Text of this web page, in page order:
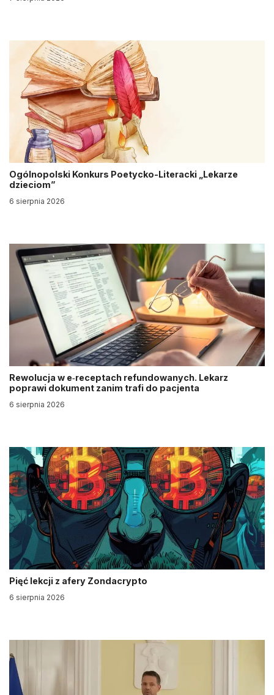
Ogólnopolski Konkurs Poetycko-Literacki „Lekarze
dzieciom”
6 sierpnia 2026
Rewolucja w e‑receptach refundowanych. Lekarz
poprawi dokument zanim trafi do pacjenta
6 sierpnia 2026
Pięć lekcji z afery Zondacrypto
6 sierpnia 2026